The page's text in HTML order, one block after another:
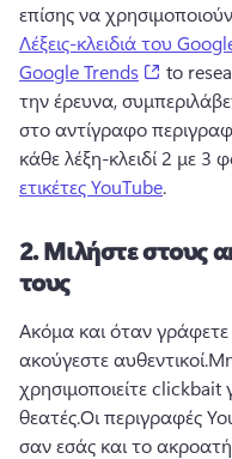
επίσης να
Λέξεις-κλειδιά του
Google Trends
(opens
to
την έρευνα,
στο αντίγραφο
κάθε λέξη-κλειδί 2 με 3
ετικέτες YouTube.
2.Μιλήστε στους
τους
Ακόμα και όταν γράφετε
ακούγεστε αυθεντικοί.
χρησιμοποιείτε clickbait
θεατές.Οι περιγραφές
σαν εσάς και το